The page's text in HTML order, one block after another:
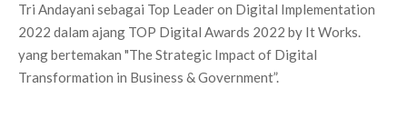
Tri Andayani sebagai Top Leader on Digital Implementation
2022 dalam ajang TOP Digital Awards 2022 by It Works.
yang bertemakan "The Strategic Impact of Digital
Transformation in Business & Government”.